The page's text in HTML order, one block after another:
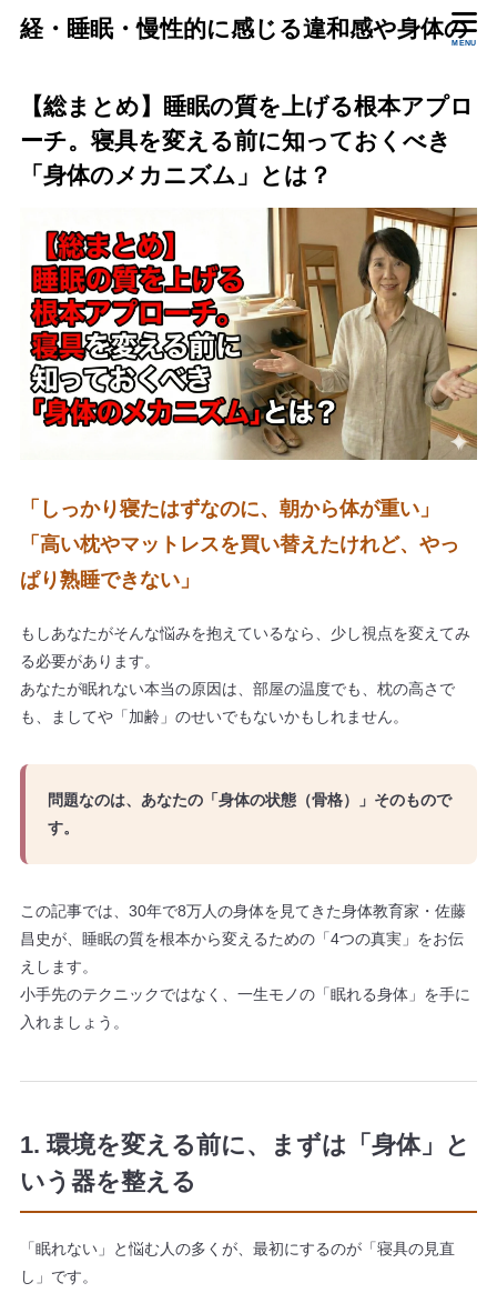
経・睡眠・慢性的に感じる違和感や身体の
MENU
【総まとめ】睡眠の質を上げる根本アプロ
ーチ。寝具を変える前に知っておくべき
「身体のメカニズム」とは？
「しっかり寝たはずなのに、朝から体が重い」
「高い枕やマットレスを買い替えたけれど、やっ
ぱり熟睡できない」
もしあなたがそんな悩みを抱えているなら、少し視点を変えてみ
る必要があります。
あなたが眠れない本当の原因は、部屋の温度でも、枕の高さで
も、ましてや「加齢」のせいでもないかもしれません。
問題なのは、あなたの「身体の状態（骨格）」そのもので
す。
この記事では、30年で8万人の身体を見てきた身体教育家・佐藤
昌史が、睡眠の質を根本から変えるための「4つの真実」をお伝
えします。
小手先のテクニックではなく、一生モノの「眠れる身体」を手に
入れましょう。
1. 環境を変える前に、まずは「身体」と
いう器を整える
「眠れない」と悩む人の多くが、最初にするのが「寝具の見直
し」です。